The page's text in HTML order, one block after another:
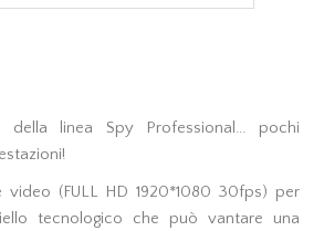
linea Spy Professional... pochi
video (FULL HD 1920*1080 30fps) per
tecnologico che può vantare una